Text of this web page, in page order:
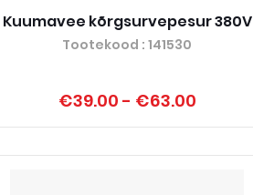
Kuumavee kõrgsurvepesur 380V
Tootekood : 141530
€39.00 - €63.00